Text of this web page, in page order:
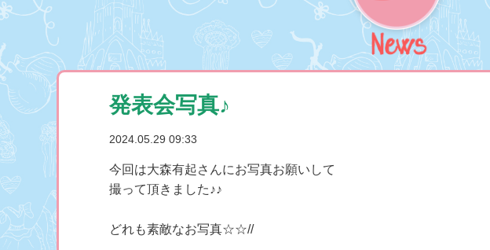
発表会写真♪
2024.05.29 09:33
今回は大森有起さんにお写真お願いして
撮って頂きました♪♪
どれも素敵なお写真☆☆//